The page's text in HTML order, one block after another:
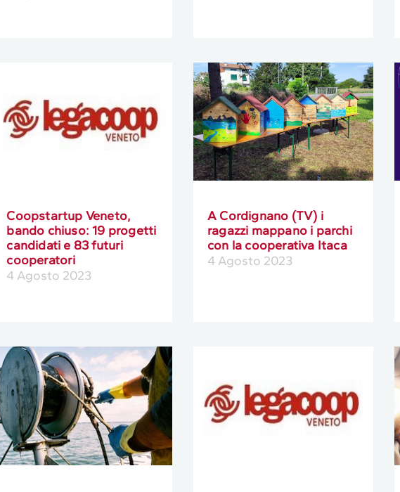
Coopstartup Veneto,
bando chiuso: 19 progetti
candidati e 83 futuri
cooperatori
4 Agosto 2023
A Cordignano (TV) i
ragazzi mappano i parchi
con la cooperativa Itaca
4 Agosto 2023